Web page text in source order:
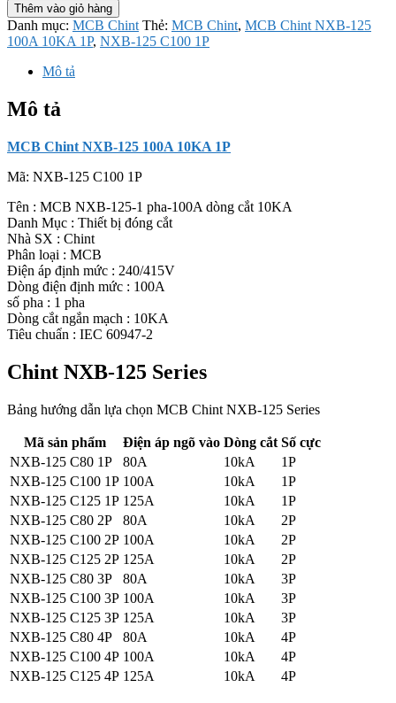
Thêm vào giỏ hàng
Danh mục: MCB Chint Thẻ: MCB Chint, MCB Chint NXB-125
100A 10KA 1P, NXB-125 C100 1P
Mô tả
Mô tả
MCB Chint NXB-125 100A 10KA 1P
Mã: NXB-125 C100 1P
Tên : MCB NXB-125-1 pha-100A dòng cắt 10KA
Danh Mục : Thiết bị đóng cắt
Nhà SX : Chint
Phân loại : MCB
Điện áp định mức : 240/415V
Dòng điện định mức : 100A
số pha : 1 pha
Dòng cắt ngắn mạch : 10KA
Tiêu chuẩn : IEC 60947-2
Chint NXB-125 Series
Bảng hướng dẫn lựa chọn MCB Chint NXB-125 Series
Mã sản phẩm Điện áp ngõ vào Dòng cắt Số cực
NXB-125 C80 1P
80A 10kA
1P
NXB-125 C100 1P 100A 10kA
1P
NXB-125 C125 1P 125A 10kA
1P
NXB-125 C80 2P
80A 10kA
2P
NXB-125 C100 2P 100A 10kA
2P
NXB-125 C125 2P 125A 10kA
2P
NXB-125 C80 3P
80A 10kA
3P
NXB-125 C100 3P 100A 10kA
3P
NXB-125 C125 3P 125A 10kA
3P
NXB-125 C80 4P
80A 10kA
4P
NXB-125 C100 4P 100A 10kA
4P
NXB-125 C125 4P 125A 10kA 4P